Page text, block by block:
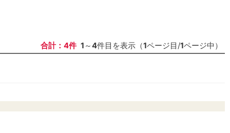
合計：4件 1 ～4件目を表示（1ページ目/1ページ中）